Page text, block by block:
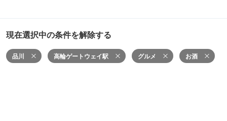
現在選択中の条件を解除する
品川 高輪ゲートウェイ駅 グルメ お酒